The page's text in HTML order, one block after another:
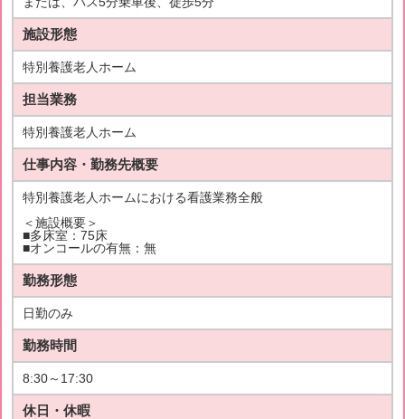
施設形態
特別養護老人ホーム
担当業務
特別養護老人ホーム
仕事内容・勤務先概要
特別養護老人ホームにおける看護業務全般
＜施設概要＞
■多床室：75床
■オンコールの有無：無
勤務形態
日勤のみ
勤務時間
8:30～17:30
休日・休暇